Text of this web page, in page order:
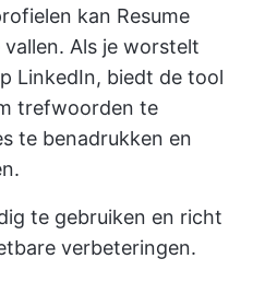
kan Resume
Als je worstelt
LinkedIn, biedt de tool
trefwoorden te
te benadrukken en
te gebruiken en richt
verbeteringen.